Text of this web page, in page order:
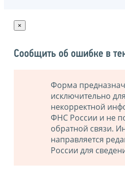
×
Сообщить об ошибке в
Форма
исключительно
некорректной
ФНС России и не
обратной связи.
направляется
России для